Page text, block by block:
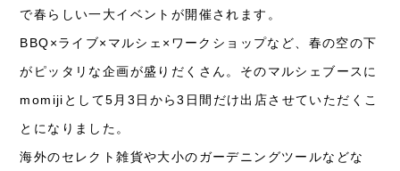
で春らしい一大イベントが開催されます。
BBQ×ライブ×マルシェ×ワークショップなど、春の空の下
がピッタリな企画が盛りだくさん。そのマルシェブースに
momijiとして5月3日から3日間だけ出店させていただくこ
とになりました。
海外のセレクト雑貨や大小のガーデニングツールなどな